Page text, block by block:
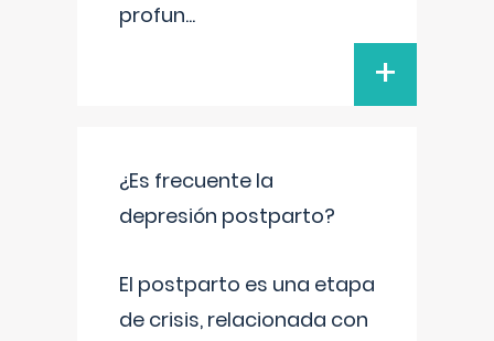
profun...
+
¿Es frecuente la
depresión postparto?
El postparto es una etapa
de crisis, relacionada con